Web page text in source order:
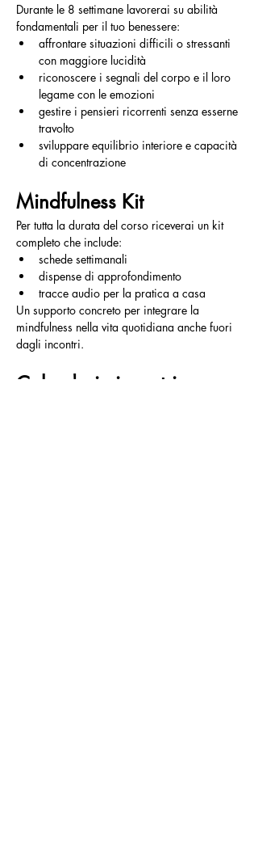
Durante le 8 settimane lavorerai su abilità
fondamentali per il tuo benessere:
affrontare situazioni difficili o stressanti
con maggiore lucidità
riconoscere i segnali del corpo e il loro
legame con le emozioni
gestire i pensieri ricorrenti senza esserne
travolto
sviluppare equilibrio interiore e capacità
di concentrazione
Mindfulness Kit
Per tutta la durata del corso riceverai un kit
completo che include:
schede settimanali
dispense di approfondimento
tracce audio per la pratica a casa
Un supporto concreto per integrare la
mindfulness nella vita quotidiana anche fuori
dagli incontri.
Calendario incontri